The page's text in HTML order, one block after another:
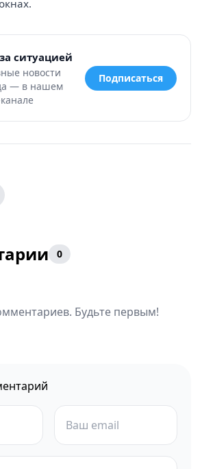
ситуацией
новости
— в нашем
Подписаться
0
Будьте первым!